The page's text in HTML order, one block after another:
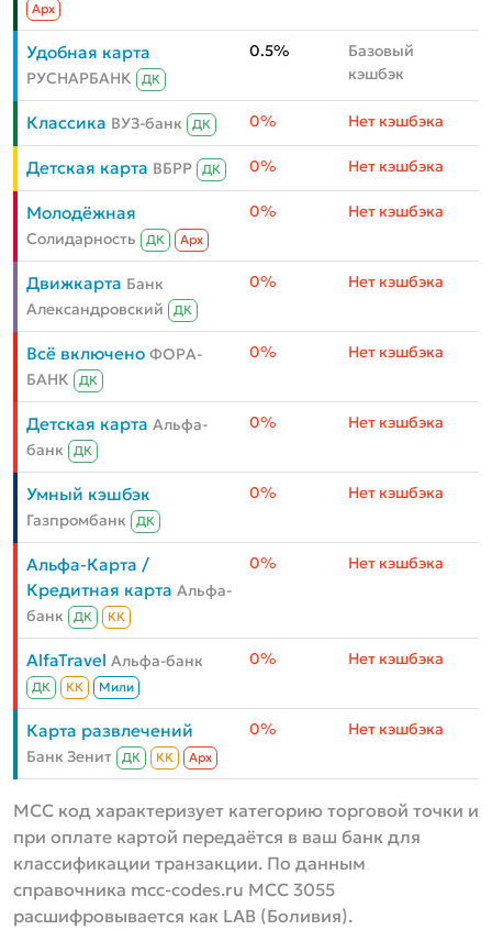
Aрх
Удобная карта
РУСНАРБАНК ДК
0.5%
Базовый
кэшбэк
Классика ВУЗ-банк ДК 0% Нет кэшбэка
Детская карта ВБРР ДК 0% Нет кэшбэка
Молодёжная
Солидарность ДК Aрх
0% Нет кэшбэка
Движкарта Банк
Александровский
ДК
0% Нет кэшбэка
Всё включено ФОРА-
БАНК
ДК
0% Нет кэшбэка
Детская карта Альфа-
банк
ДК
0% Нет кэшбэка
Умный кэшбэк
Газпромбанк ДК
0% Нет кэшбэка
Альфа-Карта /
Кредитная карта Альфа-
банк
ДК КК
0% Нет кэшбэка
AlfaTravel Альфа-банк
ДК КК Мили
0% Нет кэшбэка
Карта развлечений
Банк Зенит ДК КК Aрх
0% Нет кэшбэка
MCC код характеризует категорию торговой точки и
при оплате картой передаётся в ваш банк для
классификации транзакции. По данным
справочника mcc-codes.ru MCC 3055
расшифровывается как LAB (Боливия).